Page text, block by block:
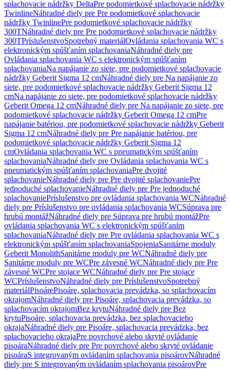
splachovacie nádržky DeltaPre podomietkové splachovacie nádržky
TwinlineNáhradné diely pre Pre podomietkové splachovacie
nádržky TwinlinePre podomietkové splachovacie nádržky
300TNáhradné diely pre Pre podomietkové splachovacie nádržky
300TPríslušenstvoSpotrebný materiálOvládania splachovania WC s
elektronickým spúšťaním splachovaniaNáhradné diely pre
Ovládania splachovania WC s elektronickým spúšťaním
splachovaniaNa napájanie zo siete, pre podomietkové splachovacie
nádržky Geberit Sigma 12 cmNáhradné diely pre Na napájanie zo
siete, pre podomietkové splachovacie nádržky Geberit Sigma 12
cmNa napájanie zo siete, pre podomietkové splachovacie nádržky
Geberit Omega 12 cmNáhradné diely pre Na napájanie zo siete, pre
podomietkové splachovacie nádržky Geberit Omega 12 cmPre
napájanie batériou, pre podomietkové splachovacie nádržky Geberit
Sigma 12 cmNáhradné diely pre Pre napájanie batériou, pre
podomietkové splachovacie nádržky Geberit Sigma 12
cmOvládania splachovania WC s pneumatickým spúšťaním
splachovaniaNáhradné diely pre Ovládania splachovania WC s
pneumatickým spúšťaním splachovaniaPre dvojité
splachovanieNáhradné diely pre Pre dvojité splachovaniePre
jednoduché splachovanieNáhradné diely pre Pre jednoduché
splachovaniePríslušenstvo pre ovládania splachovania WCNáhradné
diely pre Príslušenstvo pre ovládania splachovania WCSúprava pre
hrubú montážNáhradné diely pre Súprava pre hrubú montážPre
ovládania splachovania WC s elektronickým spúšťaním
splachovaniaNáhradné diely pre Pre ovládania splachovania WC s
elektronickým spúšťaním splachovaniaSpojeniaSanitárne moduly
Geberit MonolithSanitárne moduly pre WCNáhradné diely pre
Sanitárne moduly pre WCPre závesné WCNáhradné diely pre Pre
závesné WCPre stojace WCNáhradné diely pre Pre stojace
WCPríslušenstvoNáhradné diely pre PríslušenstvoSpotrebný
materiálPisoárePisoáre, splachovacia prevádzka, so splachovacím
okrajomNáhradné diely pre Pisoáre, splachovacia prevádzka, so
splachovacím okrajomBez krytuNáhradné diely pre Bez
krytuPisoáre, splachovacia prevádzka, bez splachovacieho
okrajaNáhradné diely pre Pisoáre, splachovacia prevádzka, bez
splachovacieho okrajaPre povrchové alebo skryté ovládanie
pisoáraNáhradné diely pre Pre povrchové alebo skryté ovládanie
pisoáraS integrovaným ovládaním splachovania pisoárovNáhradné
diely pre S integrovaným ovládaním splachovania pisoárovPre